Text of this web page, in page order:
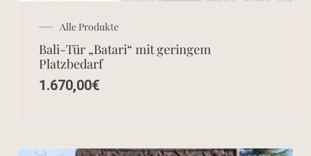
Alle Produkte
Bali-Tür „Batari“ mit geringem
Platzbedarf
1.670,00€